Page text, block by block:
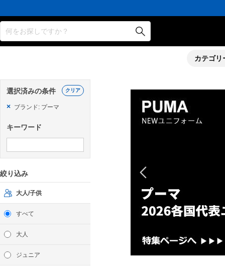
何をお探しですか？
カテゴリ
選択済みの条件
× ブランド: プーマ
キーワード
クリア
絞り込み
大人/子供
すべて
大人
ジュニア